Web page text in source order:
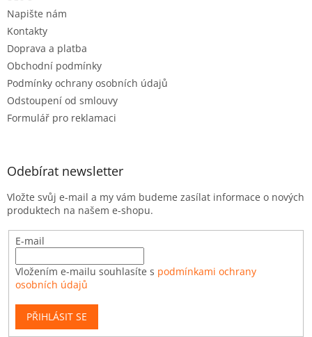
Napište nám
Kontakty
Doprava a platba
Obchodní podmínky
Podmínky ochrany osobních údajů
Odstoupení od smlouvy
Formulář pro reklamaci
Odebírat newsletter
Vložte svůj e-mail a my vám budeme zasílat informace o nových
produktech na našem e-shopu.
E-mail
Vložením e-mailu souhlasíte s podmínkami ochrany
osobních údajů
PŘIHLÁSIT SE